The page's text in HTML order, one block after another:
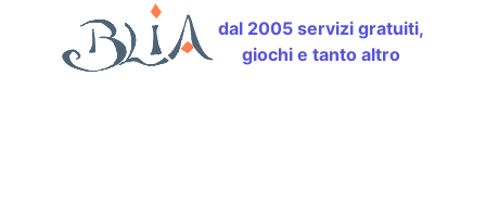
dal 2005 servizi gratuiti,
giochi e tanto altro